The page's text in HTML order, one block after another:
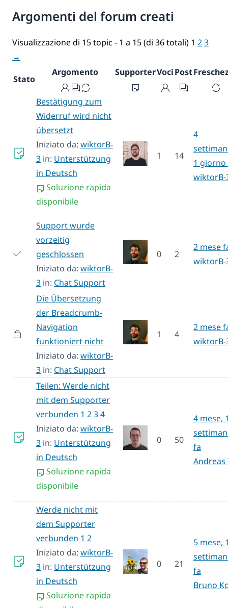
Argomenti del forum creati
Visualizzazione di 15 topic - 1 a 15 (di 36 totali) 1 23
→
Stato
Argomento SupporterVociPost
Bestätigung zum
Widerruf wird nicht
übersetzt
Iniziato da: wiktorB-
3 in: Unterstützung
in Deutsch
Soluzione rapida
disponibile
1 14
4
1 giorno
wiktorB-
Support wurde
vorzeitig
geschlossen
Iniziato da: wiktorB-
3 in: Chat Support
0 2
2 mese
wiktorB-
Die Übersetzung
der Breadcrumb-
Navigation
funktioniert nicht
Iniziato da: wiktorB-
3 in: Chat Support
1 4
2 mese
wiktorB-
Teilen: Werde nicht
mit dem Supporter
verbunden 1 234
Iniziato da: wiktorB-
3 in: Unterstützung
in Deutsch
Soluzione rapida
disponibile
0 50
4 mese,
fa
Andreas
Werde nicht mit
dem Supporter
verbunden 1 2
Iniziato da: wiktorB-
3 in: Unterstützung
in Deutsch
Soluzione rapida
0 21
5 mese,
fa
Bruno